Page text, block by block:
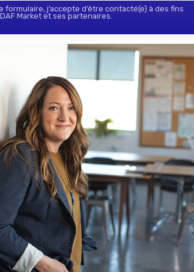
formulaire, j’accepte d’être contacté(e) à des fins
Market et ses partenaires.